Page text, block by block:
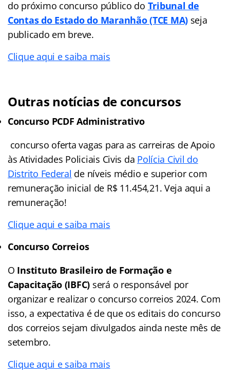
do próximo concurso público do Tribunal de
Contas do Estado do Maranhão (TCE MA) seja
publicado em breve.
Clique aqui e saiba mais
Outras notícias de concursos
Concurso PCDF Administrativo
concurso oferta vagas para as carreiras de Apoio
às Atividades Policiais Civis da Polícia Civil do
Distrito Federal de níveis médio e superior com
remuneração inicial de R$ 11.454,21. Veja aqui a
remuneração!
Clique aqui e saiba mais
Concurso Correios
O Instituto Brasileiro de Formação e
Capacitação (IBFC) será o responsável por
organizar e realizar o concurso correios 2024. Com
isso, a expectativa é de que os editais do concurso
dos correios sejam divulgados ainda neste mês de
setembro.
Clique aqui e saiba mais